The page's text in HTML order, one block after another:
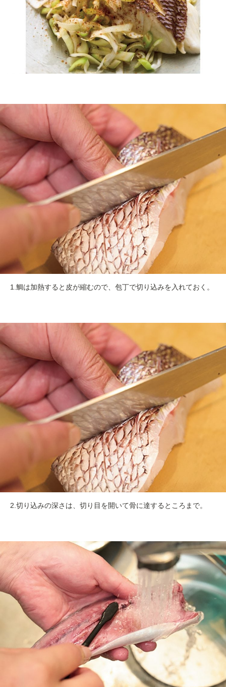
1.鯛は加熱すると皮が縮むので、包丁で切り込みを入れておく。
2.切り込みの深さは、切り目を開いて骨に達するところまで。